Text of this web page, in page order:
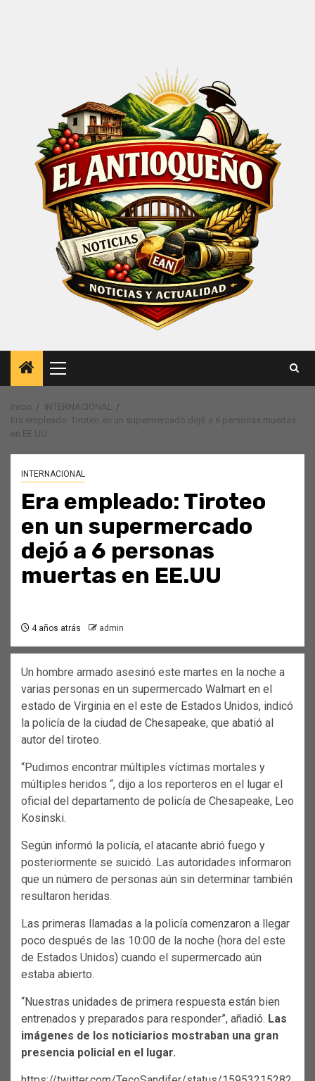
Menú
principal
Inicio
INTERNACIONAL
Era empleado: Tiroteo en un supermercado dejó a 6 personas muertas
en EE.UU
INTERNACIONAL
Era empleado: Tiroteo
en un supermercado
dejó a 6 personas
muertas en EE.UU
4 años atrás admin
Un hombre armado asesinó este martes en la noche a
varias personas en un supermercado Walmart en el
estado de Virginia en el este de Estados Unidos, indicó
la policía de la ciudad de Chesapeake, que abatió al
autor del tiroteo.
“Pudimos encontrar múltiples víctimas mortales y
múltiples heridos “, dijo a los reporteros en el lugar el
oficial del departamento de policía de Chesapeake, Leo
Kosinski.
Según informó la policía, el atacante abrió fuego y
posteriormente se suicidó. Las autoridades informaron
que un número de personas aún sin determinar también
resultaron heridas.
Las primeras llamadas a la policía comenzaron a llegar
poco después de las 10:00 de la noche (hora del este
de Estados Unidos) cuando el supermercado aún
estaba abierto.
“Nuestras unidades de primera respuesta están bien
entrenados y preparados para responder”, añadió. Las
imágenes de los noticiarios mostraban una gran
presencia policial en el lugar.